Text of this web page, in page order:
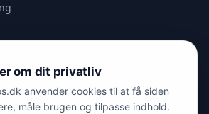
om dit privatliv
anvender cookies til at få siden
måle brugen og tilpasse indhold.